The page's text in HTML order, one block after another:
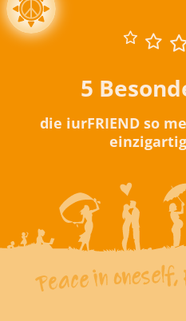
5
die iurFRIEND so